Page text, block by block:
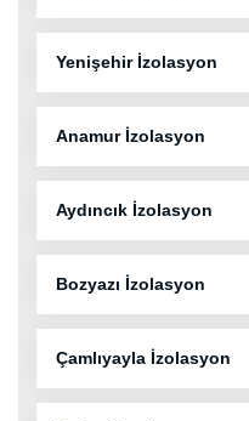
Yenişehir İzolasyon
Anamur İzolasyon
Aydıncık İzolasyon
Bozyazı İzolasyon
Çamlıyayla İzolasyon